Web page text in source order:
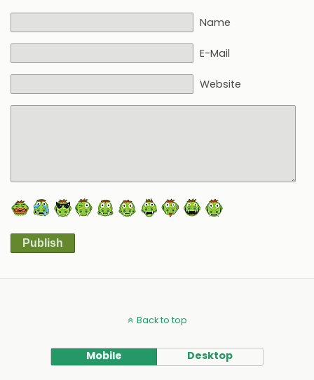
Name
E-Mail
Website
Publish
Back to top
Mobile Desktop